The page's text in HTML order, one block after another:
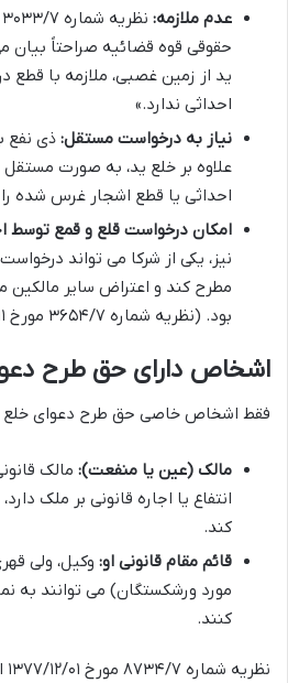
عدم ملازمه:
حقوقی قوه قضائیه صراحتاً بیان
ید از زمین غصبی، ملازمه با قطع
احداثی ندارد.»
نیاز به درخواست مستقل: ذی نفع
علاوه بر خلع ید، به صورت
احداثی یا قطع اشجار غرس شده
امکان درخواست قلع و قمع توسط
نیز، یکی از شرکا می تواند
مطرح کند و اعتراض سایر مالکین
بود. (نظریه شماره ۳۶۵۴/۷ مورخ ۱۳۷۷/۰۵/۱۱).
اشخاص دارای حق طرح
فقط اشخاص خاصی حق طرح دعوای خلع
مالک (عین یا منفعت): مالک
انتفاع یا اجاره قانونی بر ملک
کند.
قائم مقام قانونی او: وکیل، ولی
مورد ورشکستگان) می توانند به
کنند.